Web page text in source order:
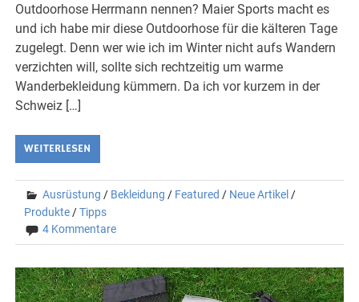
Outdoorhose Herrmann nennen? Maier Sports macht es
und ich habe mir diese Outdoorhose für die kälteren Tage
zugelegt. Denn wer wie ich im Winter nicht aufs Wandern
verzichten will, sollte sich rechtzeitig um warme
Wanderbekleidung kümmern. Da ich vor kurzem in der
Schweiz […]
WEITERLESEN
Ausrüstung / Bekleidung / Featured / Neue Artikel /
Produkte /Tipps
4 Kommentare